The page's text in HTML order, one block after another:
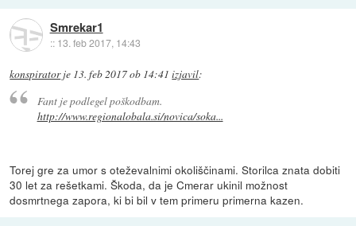
Smrekar1
:: 13. feb 2017, 14:43
konspiratorje 13. feb 2017 ob 14:41 izjavil:
Fant je podlegel poškodbam.
http://www.regionalobala.si/novica/soka...
Torej gre za umor s oteževalnimi okoliščinami. Storilca znata dobiti
30 let za rešetkami. Škoda, da je Cmerar ukinil možnost
dosmrtnega zapora, ki bi bil v tem primeru primerna kazen.